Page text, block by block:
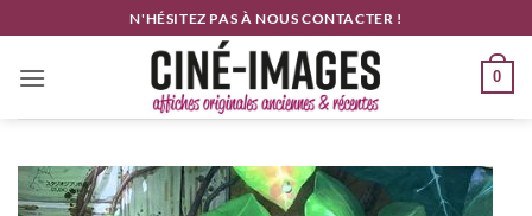
au
contenu
N'HÉSITEZ PAS À NOUS CONTACTER !
0